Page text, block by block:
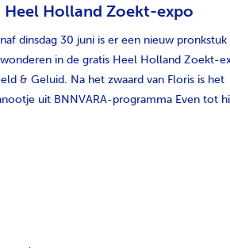
Heel Holland Zoekt-expo
dinsdag 30 juni is er een nieuw pronkstuk
in de gratis Heel Holland Zoekt-
& Geluid. Na het zwaard van Floris is het
uit BNNVARA-programma Even tot